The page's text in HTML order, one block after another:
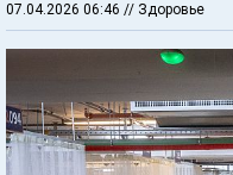
07.04.2026 06:46 // Здоровье